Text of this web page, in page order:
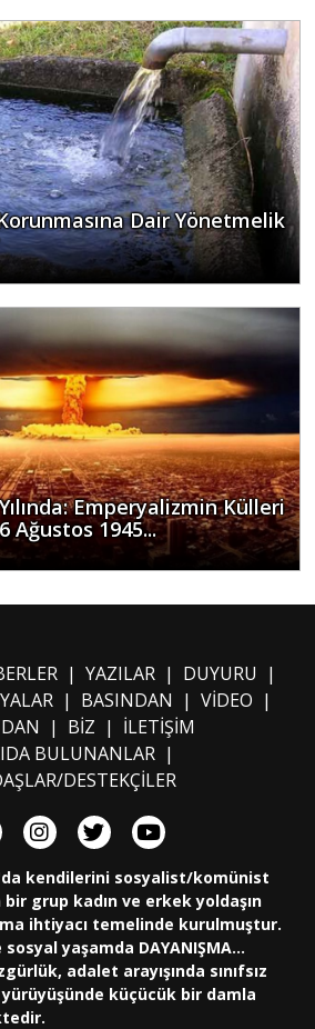
Dair Yönetmelik
Emperyalizmin Külleri
Ağustos 1945...
| YAZILAR| DUYURU |
| BASINDAN | VİDEO |
| BİZ | İLETİŞİM
BULUNANLAR |
DESTEKÇİLER
kendilerini sosyalist/komünist
grup kadın ve erkek yoldaşın
ihtiyacı temelinde kurulmuştur.
yaşamda DAYANIŞMA...
adalet arayışında sınıfsız
küçücük bir damla